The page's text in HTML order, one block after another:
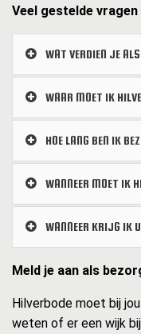
Veel gestelde vragen
WAT VERDIEN JE
WAAR MOET IK
HOE LANG BEN IK
WANNEER MOET IK
WANNEER KRIJG IK
Meld je aan als
Hilverbode moet bij
weten of er een wijk